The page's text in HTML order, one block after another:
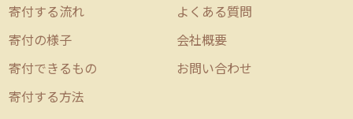
寄付する流れ
寄付の様子
寄付できるもの
寄付する方法
よくある質問
会社概要
お問い合わせ